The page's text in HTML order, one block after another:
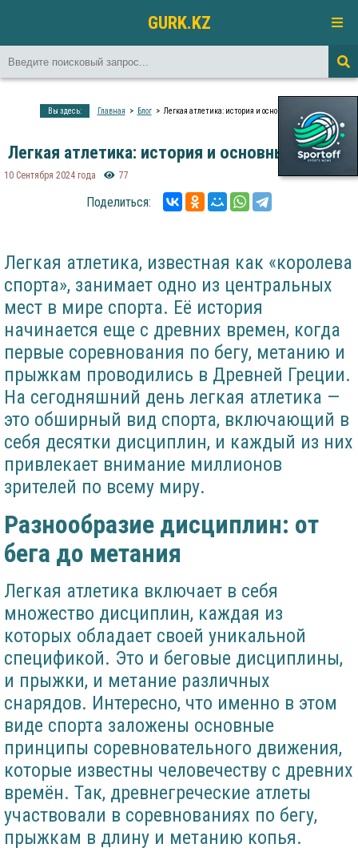
GURK.KZ
Вы здесь: Главная Блог Легкая атлетика: история и основные факты
Легкая атлетика: история и основные факты
10 Сентября 2024 года 77
Поделиться:
Легкая атлетика, известная как «королева
спорта», занимает одно из центральных
мест в мире спорта. Её история
начинается еще с древних времен, когда
первые соревнования по бегу, метанию и
прыжкам проводились в Древней Греции.
На сегодняшний день легкая атлетика —
это обширный вид спорта, включающий в
себя десятки дисциплин, и каждый из них
привлекает внимание миллионов
зрителей по всему миру.
Разнообразие дисциплин: от
бега до метания
Легкая атлетика включает в себя
множество дисциплин, каждая из
которых обладает своей уникальной
спецификой. Это и беговые дисциплины,
и прыжки, и метание различных
снарядов. Интересно, что именно в этом
виде спорта заложены основные
принципы соревновательного движения,
которые известны человечеству с древних
времён. Так, древнегреческие атлеты
участвовали в соревнованиях по бегу,
прыжкам в длину и метанию копья.